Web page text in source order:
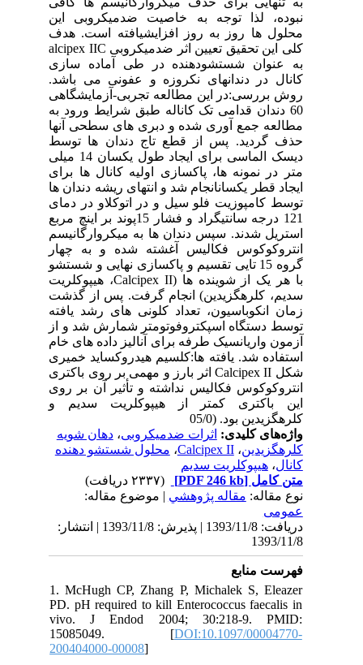
نبوده، لذا توجه به خاصیت ضدمیکروبی این
محلول ها روز به روز افزایشیافته است. هدف
کلی این تحقیق تعیین اثر ضدمیکروبی C‏alcipex II
به عنوان شستشودهنده در طی آماده سازی
کانال در دندانهای نکروزه و عفونی می باشد.
روش بررسی:در این مطالعه تجربی-آزمایشگاهی
60 دندان قدامی تک کاناله طبق شرایط ورود به
مطالعه جمع آوری شده و دبری های سطحی آنها
حذف گردید. پس از قطع تاج دندان ها توسط
دیسک الماسی برای ایجاد طول یکسان 14 میلی
متر در نمونه ها، پاکسازی اولیه کانال ها برای
ایجاد قطر یکسانانجام شد و انتهای ریشه دندان ها
توسط کامپوزیت فلو سیل و در اتوکلاو در دمای
121 درجه سانتیگراد و فشار 15پوند بر اینچ مربع
استریل شدند. سپس دندان ها به میکروارگانیسم
انتروکوکوس فکالیس آغشته شده و به چهار
گروه 15 تایی تقسیم و پاکسازی نهایی و شستشو
با هر یک از شوینده ها (Calcipex II، هیپوکلریت
سدیم، کلرهگزیدین) انجام گرفت. پس از گذشت
زمان انکوباسیون، تعداد کلونی های رشد یافته
توسط دستگاه اسپکتروفوتومتر شمارش شد و از
آزمون واریانسیک طرفه برای آنالیز داده های خام
استفاده شد. یافته ها:کلسیم هیدروکساید خمیری
شکل Calcipex II اثر بارز و مهمی بر روی باکتری
انتروکوکوس فکالیس نداشته و تأثیر آن بر روی
این باکتری کمتر از هیپوکلریت سدیم و
کلرهگزیدین بود. (05/0
واژه‌های کلیدی:اثرات ضدمیکروبی،دهان شویه
کلرهگزیدین،Calcipex II،محلول شستشو دهنده
کانال،هیپوکلریت سدیم
متن کامل[PDF 246 kb]
نوع مقاله:مقاله پژوهشي| موضوع مقاله:
عمومى
دریافت: 1393/11/8 | پذیرش: 1393/11/8 | انتشار:
1393/11/8
فهرست منابع
1. McHugh CP, Zhang P, Michalek S, Eleazer
PD. pH required to kill Enterococcus faecalis in
vivo. J Endod 2004; 30:218-9. PMID:
15085049. [DOI:10.1097/00004770-
200404000-00008